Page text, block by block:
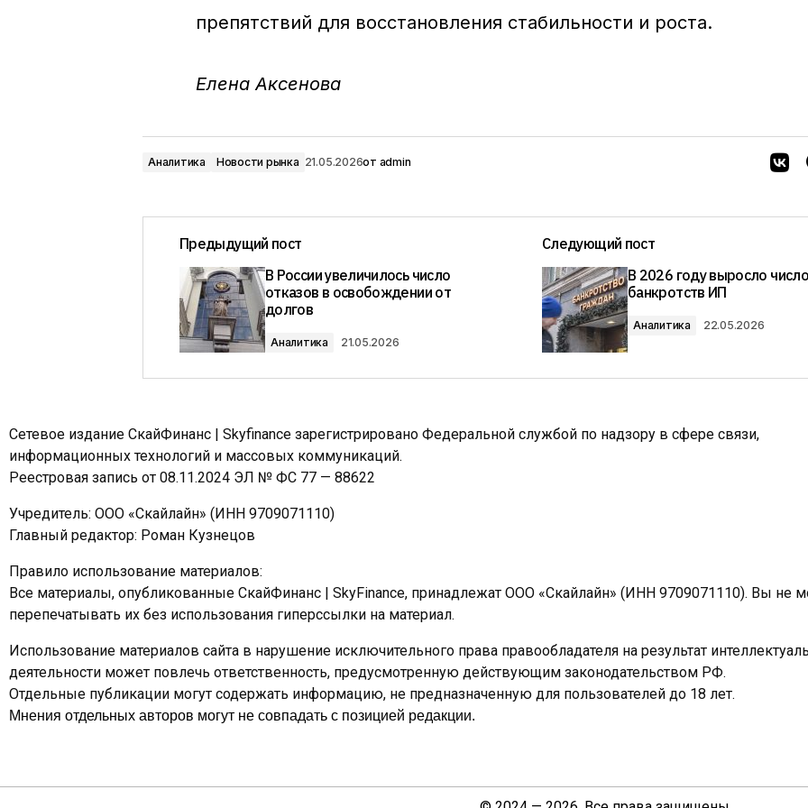
препятствий для восстановления стабильности и роста.
Елена Аксенова
Аналитика Новости рынка 21.05.2026от admin
Предыдущий пост
В России увеличилось число
отказов в освобождении от
долгов
Аналитика 21.05.2026
Следующий пост
В 2026 году выросло число
банкротств ИП
Аналитика 22.05.2026
Сетевое издание СкайФинанс | Skyfinance зарегистрировано Федеральной службой по надзору в сфере связи,
информационных технологий и массовых коммуникаций.
Реестровая запись от 08.11.2024 ЭЛ № ФС 77 — 88622
Учредитель: ООО «Скайлайн» (ИНН 9709071110)
Главный редактор: Роман Кузнецов
Правило использование материалов:
Все материалы, опубликованные СкайФинанс | SkyFinance, принадлежат ООО «Скайлайн» (ИНН 9709071110). Вы не
перепечатывать их без использования гиперссылки на материал.
Использование материалов сайта в нарушение исключительного права правообладателя на результат
деятельности может повлечь ответственность, предусмотренную действующим законодательством РФ.
Отдельные публикации могут содержать информацию, не предназначенную для пользователей до 18 лет.
Мнения отдельных авторов могут не совпадать с позицией редакции.